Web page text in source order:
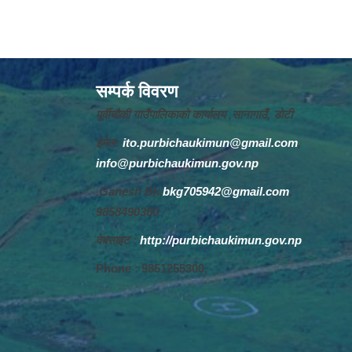
सम्पर्क विवरण
पूर्वीचौकी गाउँपालिकाको कार्यालय ,सानागाउँ, डोटी
इमेल: ito.purbichaukimun@gmail.com,
info@purbichaukimun.gov.np
,Ganesh Bk,bkg705942@gmail.com,
9858490360
वेबसाइट : http://purbichaukimun.gov.np
Phone : 9851255300,